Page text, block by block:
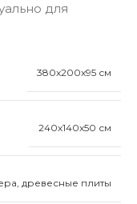
для
380x200x95 см
240x140x50 см
древесные плиты